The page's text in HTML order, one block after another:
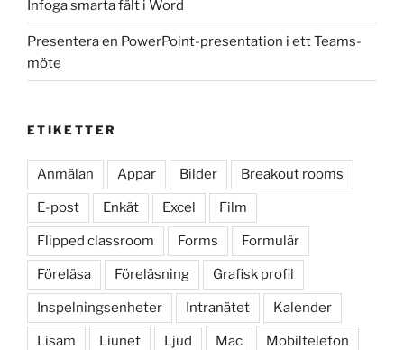
Infoga smarta fält i Word
Presentera en PowerPoint-presentation i ett Teams-
möte
ETIKETTER
Anmälan Appar Bilder Breakout rooms
E-post Enkät Excel Film
Flipped classroom Forms Formulär
Föreläsa Föreläsning Grafisk profil
Inspelningsenheter Intranätet Kalender
Lisam Liunet Ljud Mac Mobiltelefon